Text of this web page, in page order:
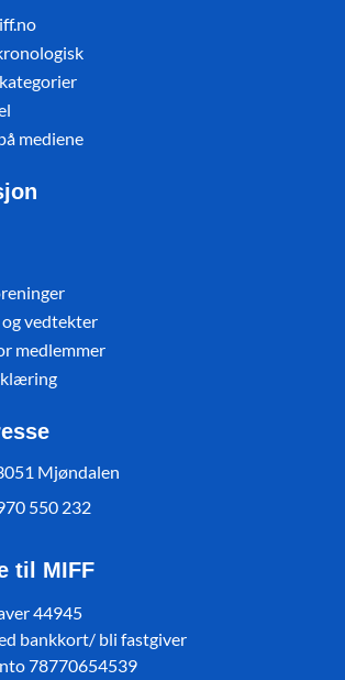
mediene
vedtekter
medlemmer
Mjøndalen
550 232
til MIFF
44945
bankkort/ bli fastgiver
78770654539